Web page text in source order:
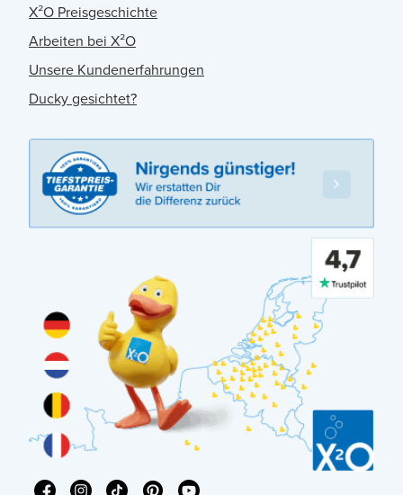
X²O Preisgeschichte
Arbeiten bei X²O
Unsere Kundenerfahrungen
Ducky gesichtet?